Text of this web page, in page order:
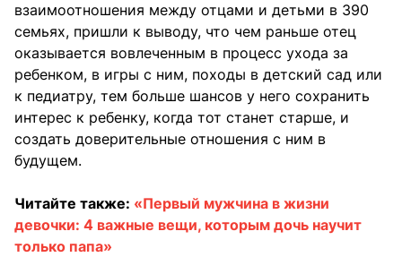
взаимоотношения между отцами и детьми в 390
семьях, пришли к выводу, что чем раньше отец
оказывается вовлеченным в процесс ухода за
ребенком, в игры с ним, походы в детский сад или
к педиатру, тем больше шансов у него сохранить
интерес к ребенку, когда тот станет старше, и
создать доверительные отношения с ним в
будущем.
Читайте также: «Первый мужчина в жизни
девочки: 4 важные вещи, которым дочь научит
только папа»